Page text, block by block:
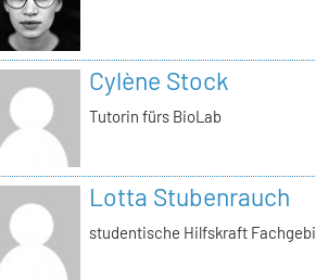
Cylène Stock
Tutorin fürs BioLab
Lotta Stubenrauch
studentische Hilfskraft